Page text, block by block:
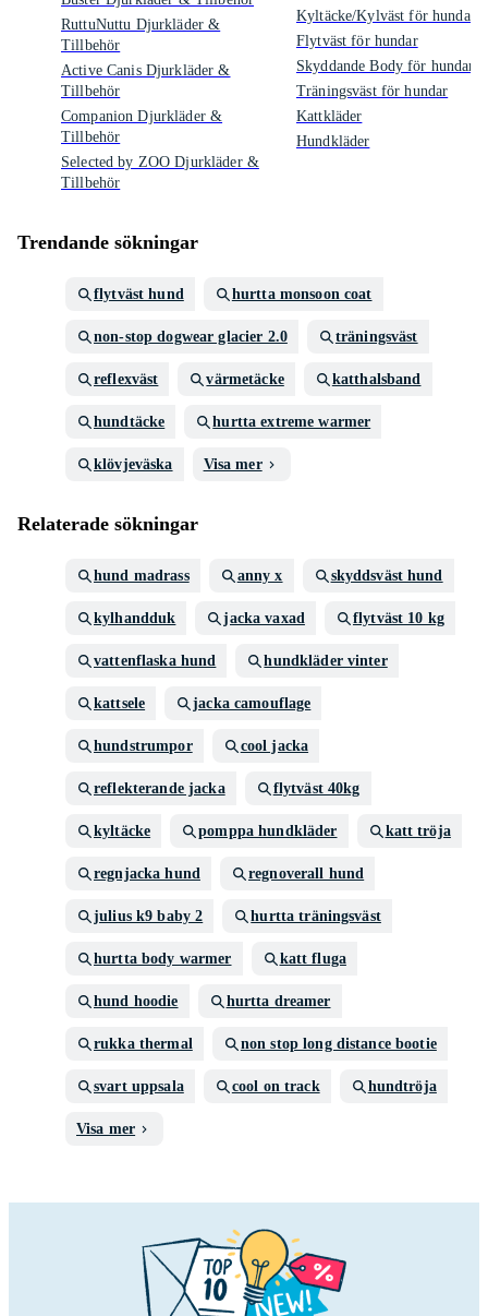
RuttuNuttu Djurkläder &
Tillbehör
Active Canis Djurkläder &
Tillbehör
Companion Djurkläder &
Tillbehör
Selected by ZOO Djurkläder &
Tillbehör
Kyltäcke/Kylväst för hundar
Flytväst för hundar
Skyddande Body för hundar
Träningsväst för hundar
Kattkläder
Hundkläder
Trendande sökningar
flytväst hund hurtta monsoon coat
non-stop dogwear glacier 2.0 träningsväst
reflexväst värmetäcke katthalsband
hundtäcke hurtta extreme warmer
klövjeväska Visa mer
Relaterade sökningar
hund madrass anny x skyddsväst hund
kylhandduk jacka vaxad flytväst 10 kg
vattenflaska hund hundkläder vinter
kattsele jacka camouflage
hundstrumpor cool jacka
reflekterande jacka flytväst 40kg
kyltäcke pomppa hundkläder katt tröja
regnjacka hund regnoverall hund
julius k9 baby 2 hurtta träningsväst
hurtta body warmer katt fluga
hund hoodie hurtta dreamer
rukka thermal non stop long distance bootie
svart uppsala cool on track hundtröja
Visa mer